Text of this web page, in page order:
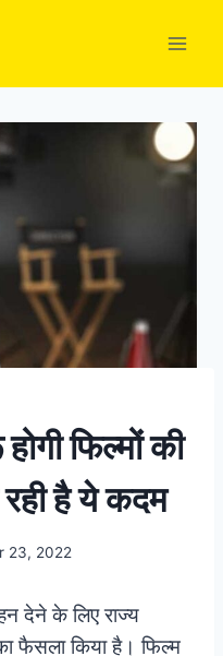
फिल्मों की
है ये कदम
23, 2022
देने के लिए राज्य
फैसला किया है। फिल्म